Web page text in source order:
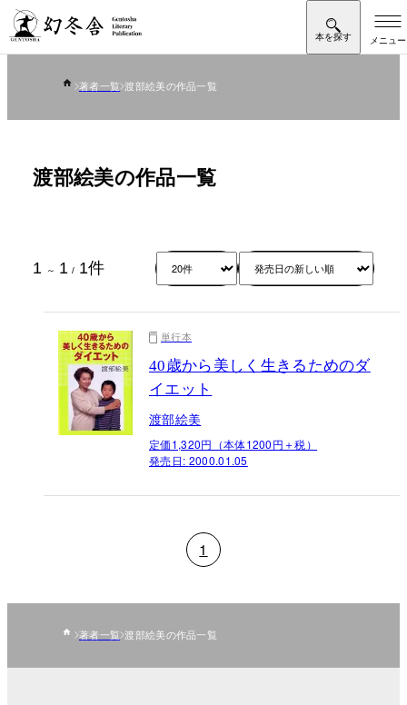
著者一覧 渡部絵美の作品一覧
渡部絵美の作品一覧
1 ～ 1 / 1件
単行本
40歳から美しく生きるためのダ
イエット
渡部絵美
定価1,320円（本体1200円＋税）
発売日: 2000.01.05
1
著者一覧 渡部絵美の作品一覧